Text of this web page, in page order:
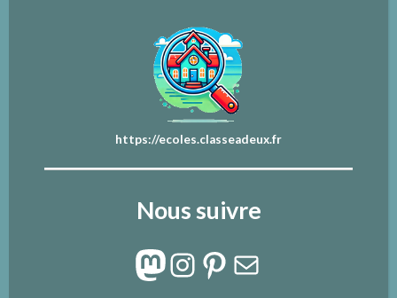
https://ecoles.classeadeux.fr
Nous suivre
Mastodon
Instagram
Pinterest
E-mail